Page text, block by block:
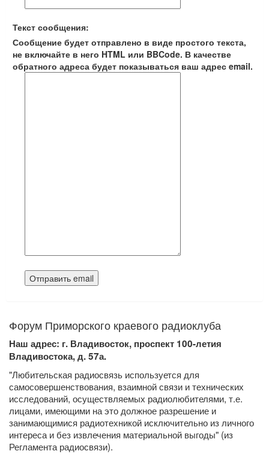
Текст сообщения:
Сообщение будет отправлено в виде простого текста,
не включайте в него HTML или BBCode. В качестве
обратного адреса будет показываться ваш адрес email.
Форум Приморского краевого радиоклуба
Наш адрес: г. Владивосток, проспект 100-летия
Владивостока, д. 57а.
"Любительская радиосвязь используется для
самосовершенствования, взаимной связи и технических
исследований, осуществляемых радиолюбителями, т.е.
лицами, имеющими на это должное разрешение и
занимающимися радиотехникой исключительно из личного
интереса и без извлечения материальной выгоды" (из
Регламента радиосвязи).